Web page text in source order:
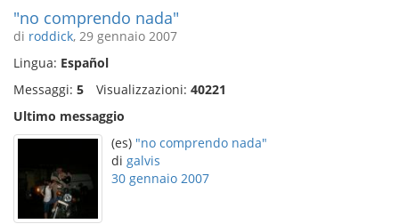
"no comprendo nada"
di roddick, 29 gennaio 2007
Lingua: Español
Messaggi: 5 Visualizzazioni: 40221
Ultimo messaggio
(es) "no comprendo nada"
di galvis
30 gennaio 2007